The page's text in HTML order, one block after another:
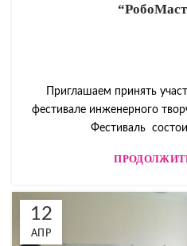
Приглашаем принять
фестивале инженерного
Фестиваль
12
АПР